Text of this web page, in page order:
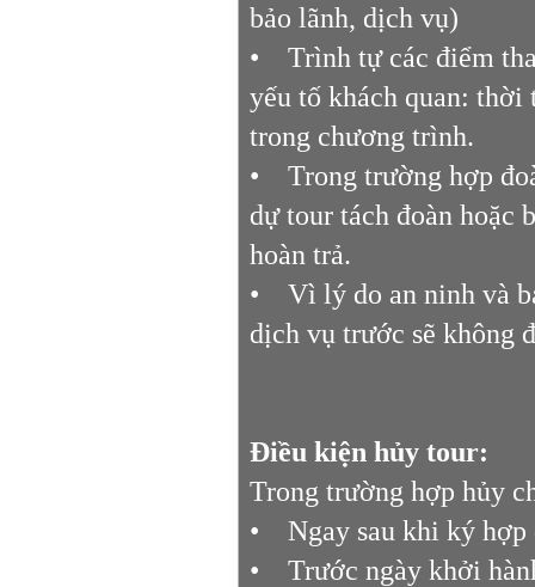
bảo lãnh, dịch vụ)
• Trình tự các điểm
yếu tố khách quan: thời
trong chương trình.
• Trong trường hợp
dự tour tách đoàn hoặc
hoàn trả.
• Vì lý do an ninh và
dịch vụ trước sẽ không
Điều kiện hủy tour:
Trong trường hợp hủy
• Ngay sau khi ký
• Trước ngày khởi